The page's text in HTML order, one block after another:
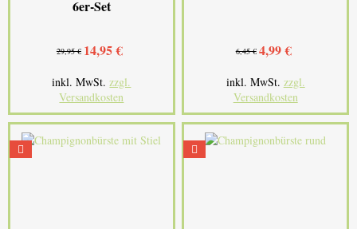
6er-Set
29,95 € 14,95 €
inkl. MwSt.zzgl.
Versandkosten
6,45 € 4,99 €
inkl. MwSt. zzgl.
Versandkosten